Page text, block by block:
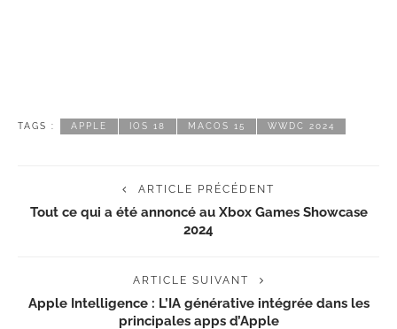
TAGS : APPLE IOS 18 MACOS 15 WWDC 2024
ARTICLE PRÉCÉDENT
Tout ce qui a été annoncé au Xbox Games Showcase
2024
ARTICLE SUIVANT
Apple Intelligence : L’IA générative intégrée dans les
principales apps d’Apple